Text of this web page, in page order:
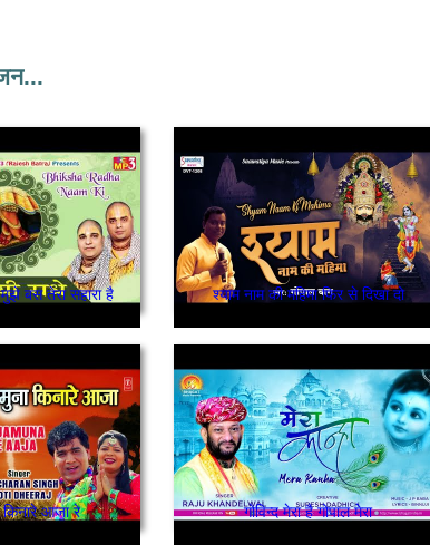
बस तेरा सहारा है श्याम नाम की महिमा फिर से दिखा दो
किनारे आजा रे गोविन्द मेरा है गोपाल मेरा